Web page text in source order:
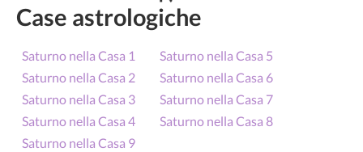
Case astrologiche
Saturno nella Casa 1
Saturno nella Casa 2
Saturno nella Casa 3
Saturno nella Casa 4
Saturno nella Casa 5
Saturno nella Casa 6
Saturno nella Casa 7
Saturno nella Casa 8
Saturno nella Casa 9